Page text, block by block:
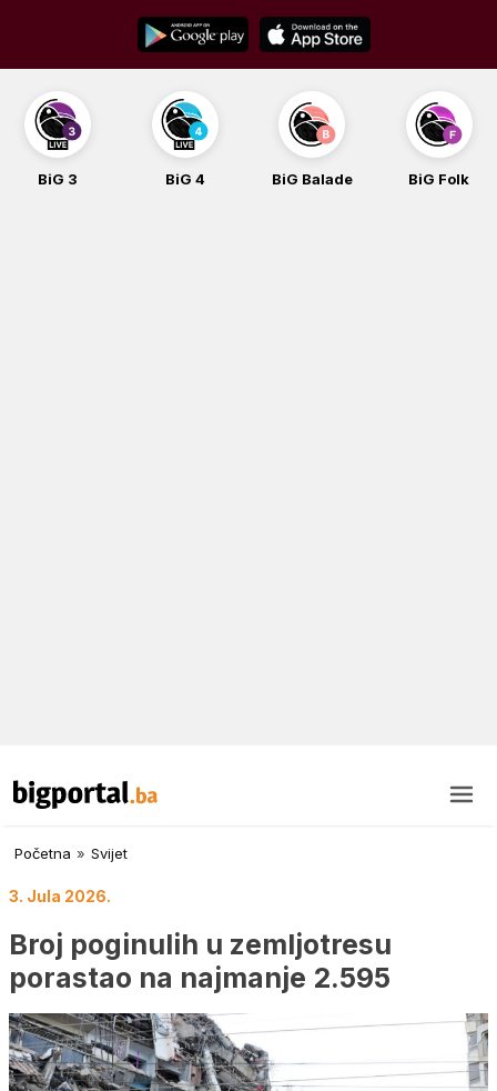
content
BiG 3 BiG 4 BiG Balade BiG Folk
Početna » Svijet
3. Jula 2026.
Broj poginulih u zemljotresu
porastao na najmanje 2.595